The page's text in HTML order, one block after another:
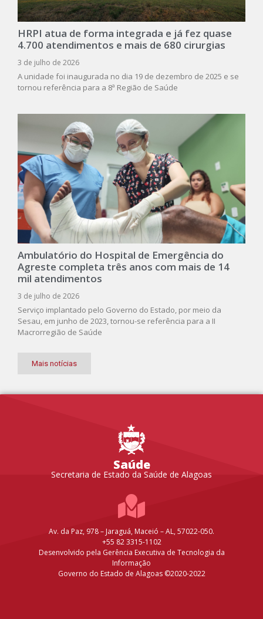
HRPI atua de forma integrada e já fez quase
4.700 atendimentos e mais de 680 cirurgias
3 de julho de 2026
A unidade foi inaugurada no dia 19 de dezembro de 2025 e se
tornou referência para a 8ª Região de Saúde
Ambulatório do Hospital de Emergência do
Agreste completa três anos com mais de 14
mil atendimentos
3 de julho de 2026
Serviço implantado pelo Governo do Estado, por meio da
Sesau, em junho de 2023, tornou-se referência para a II
Macrorregião de Saúde
Mais notícias
Saúde
Secretaria de Estado da Saúde de Alagoas
Av. da Paz, 978 – Jaraguá, Maceió – AL, 57022-050.
+55 82 3315-1102
Desenvolvido pela Gerência Executiva de Tecnologia da
Informação
Governo do Estado de Alagoas ©2020-2022